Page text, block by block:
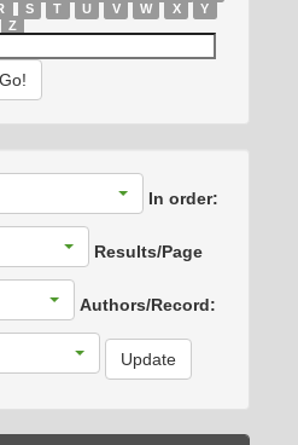
S T U V W X
Y
Z
In order:
Results/Page
Authors/Record: